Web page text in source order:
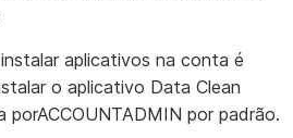
aplicativos na conta é
o aplicativo Data Clean
porACCOUNTADMIN por padrão.